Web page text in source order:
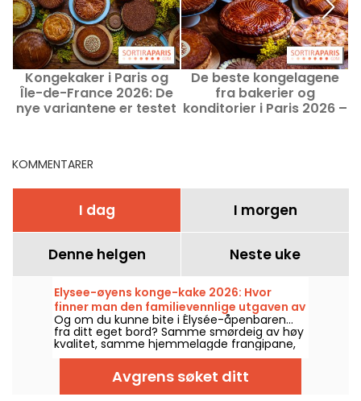
Kongekaker i Paris og
Île-de-France 2026: De
nye variantene er testet
De beste kongelagene
fra bakerier og
konditorier i Paris 2026 –
KOMMENTARER
I dag I morgen
Denne helgen Neste uke
Elysee-øyens konge-kake 2026: Hvor
finner man den familievennlige utgaven av
presidentkaken? – bilder
Og om du kunne bite i Élysée-åpenbaren…
fra ditt eget bord? Samme smørdeig av høy
kvalitet, samme hjemmelagde frangipane,
og denne gangen med en liten leke i midten
slik at alle kan bli konge eller dronning for et
øyeblikk. Den finnes i en familievri i et
håndverksbakeri i 15. arrondissementet,
Avgrens søket ditt